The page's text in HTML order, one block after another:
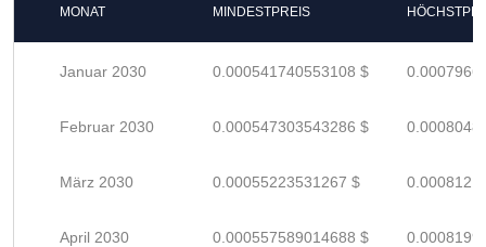
MONAT MINDESTPREIS
Januar 2030 0.000541740553108 $
Februar 2030 0.000547303543286 $
März 2030 0.00055223531267 $
April 2030 0.000557589014688 $